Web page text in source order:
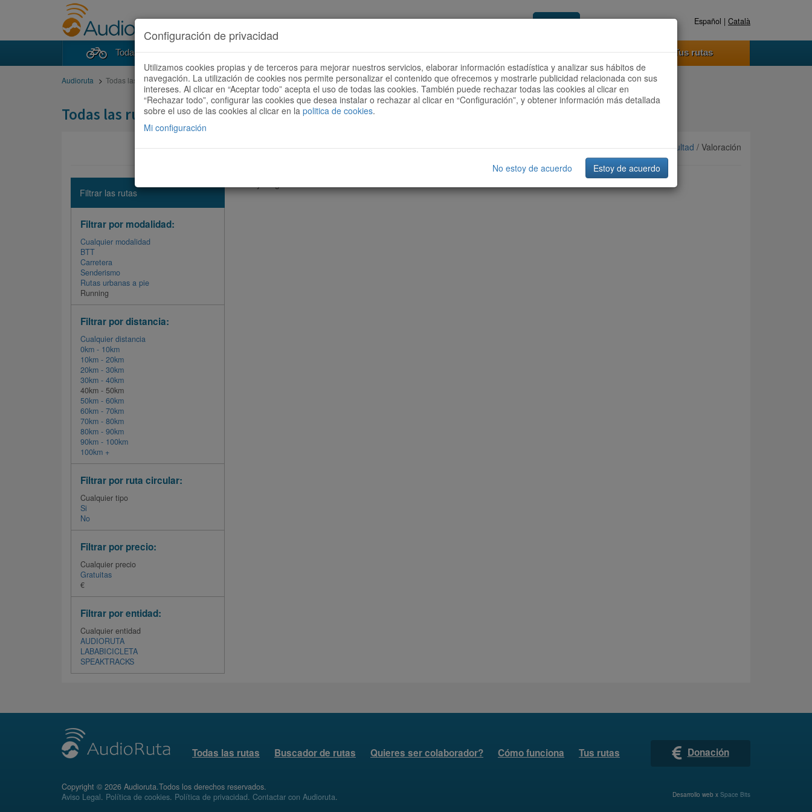
Acceder Registrate ahora Español | Català
Todas las rutas Buscador de rutas Quieres ser colaborador? Cómo funciona Tus rutas
Audioruta Todas las rutas
Todas las rutas
Ordenar por:Más recientes/Dificultad / Valoración
Filtrar las rutas
Filtrar por modalidad:
Cualquier modalidad
BTT
Carretera
Senderismo
Rutas urbanas a pie
Running
Filtrar por distancia:
Cualquier distancia
0km - 10km
10km - 20km
20km - 30km
30km - 40km
40km - 50km
50km - 60km
60km - 70km
70km - 80km
80km - 90km
90km - 100km
100km +
Filtrar por ruta circular:
Cualquier tipo
Si
No
Filtrar por precio:
Cualquier precio
Gratuitas
€
Filtrar por entidad:
Cualquier entidad
AUDIORUTA
LABABICICLETA
SPEAKTRACKS
Todas las rutas Buscador de rutas Quieres ser colaborador? Cómo funciona Tus rutas Donación
Copyright © 2026 Audioruta.Todos los derechos reservados.
Aviso Legal. Política de cookies. Política de privacidad. Contactar con Audioruta. Desarrollo web x Space Bits
Configuración de privacidad
Utilizamos cookies propias y de terceros para mejorar nuestros servicios, elaborar información estadística y analizar sus hábitos de
navegación. La utilización de cookies nos permite personalizar el contenido que ofrecemos y mostrarle publicidad relacionada con sus
intereses. Al clicar en “Aceptar todo” acepta el uso de todas las cookies. También puede rechazar todas las cookies al clicar en
“Rechazar todo”, configurar las cookies que desea instalar o rechazar al clicar en “Configuración”, y obtener información más detallada
sobre el uso de las cookies al clicar en la politica de cookies.
Mi configuración
No estoy de acuerdo Estoy de acuerdo